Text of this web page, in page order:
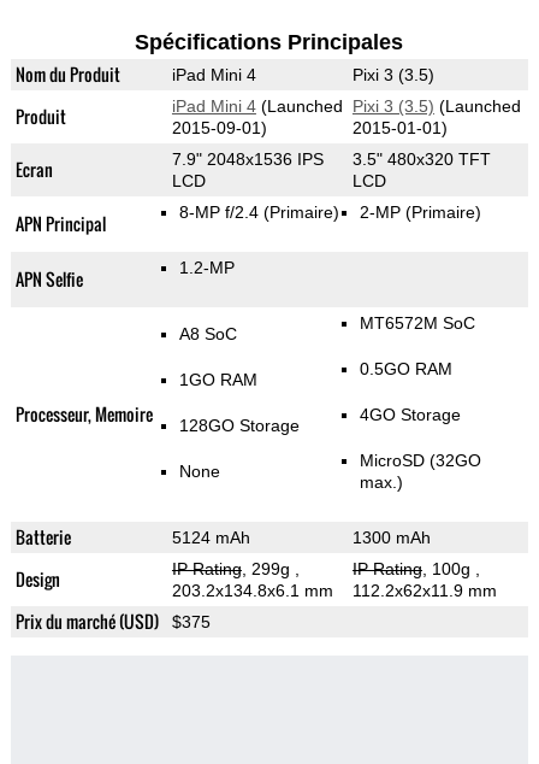
Spécifications Principales
Nom du Produit iPad Mini 4 Pixi 3 (3.5)
Produit iPad Mini 4(Launched
2015-09-01)
Pixi 3 (3.5) (Launched
2015-01-01)
Ecran
7.9" 2048x1536 IPS
LCD
3.5" 480x320 TFT
LCD
APN Principal 8-MP f/2.4 (Primaire) 2-MP (Primaire)
APN Selfie 1.2-MP
Processeur, Memoire
A8 SoC
1GO RAM
128GO Storage
None
MT6572M SoC
0.5GO RAM
4GO Storage
MicroSD (32GO
max.)
Batterie 5124 mAh 1300 mAh
Design IP Rating, 299g
203.2x134.8x6.1 mm
IP Rating, 100g
112.2x62x11.9 mm
Prix du marché (USD) $375